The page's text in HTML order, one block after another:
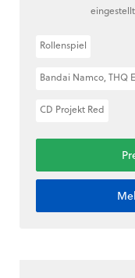
eingestellt
Rollenspiel
Bandai Namco, THQ
CD Projekt Red